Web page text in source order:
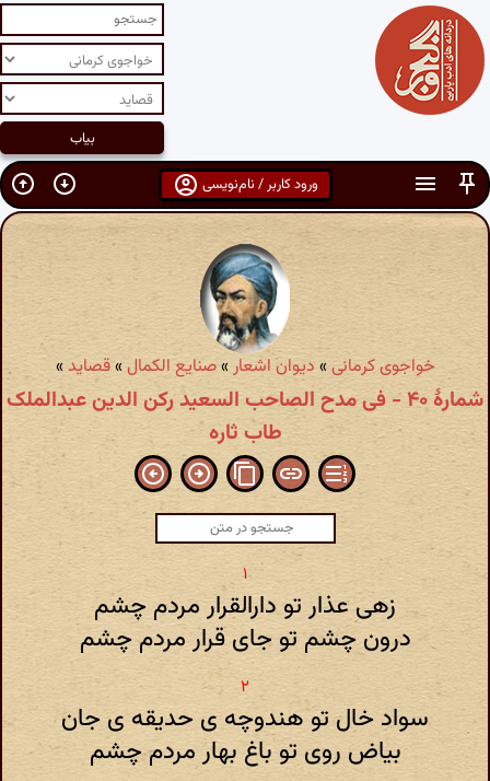
ورود کاربر / نام‌نویسی
خواجوی کرمانی » دیوان اشعار»صنایع الکمال»قصاید»
شمارهٔ ۴۰ - فی مدح الصاحب السعید رکن الدین عبدالملک
طاب ثاره
زهی عذار تو دارالقرار مردم چشم
درون چشم تو جای قرار مردم چشم
سواد خال تو هندوچه ی حدیقه ی جان
بیاض روی تو باغ بهار مردم چشم